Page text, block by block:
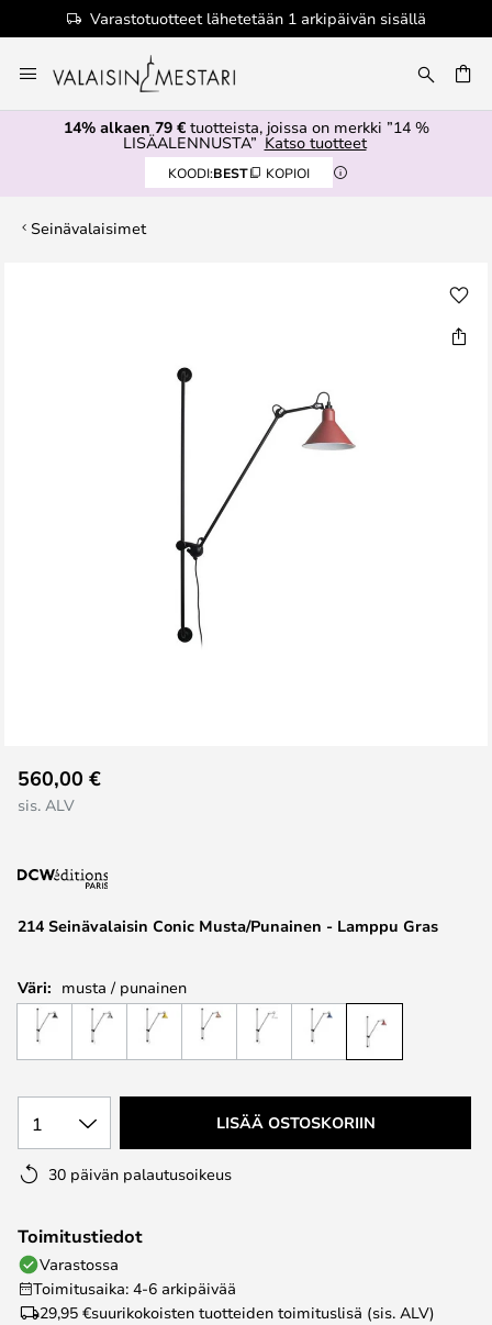
Varastotuotteet lähetetään 1 arkipäivän sisällä
to
Content
14% alkaen 79 €tuotteista, joissa on merkki ”14 %
LISÄALENNUSTA” Katso tuotteet
KOODI:BEST KOPIOI
Seinävalaisimet
to
the
of
images
214 Seinävalaisin Conic Musta/Punainen - Lamppu Gras
560,00 €
sis. ALV
Väri: musta / punainen
1 LISÄÄ OSTOSKORIIN
30 päivän palautusoikeus
Toimitustiedot
Varastossa
Toimitusaika: 4-6 arkipäivää
29,95 €suurikokoisten tuotteiden toimituslisä (sis. ALV)